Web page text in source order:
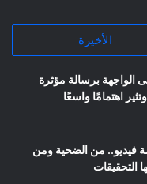
الأخيرة
الواجهة برسالة مؤثرة
اهتمامًا واسعًا
فيديو.. من الضحية ومن
التحقيقات